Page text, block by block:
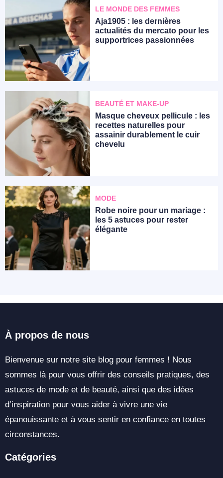
LE MONDE DES FEMMES
Aja1905 : les dernières
actualités du mercato pour les
supportrices passionnées
BEAUTÉ ET MAKE-UP
Masque cheveux pellicule : les
recettes naturelles pour
assainir durablement le cuir
chevelu
MODE
Robe noire pour un mariage :
les 5 astuces pour rester
élégante
À propos de nous
Bienvenue sur notre site blog pour femmes ! Nous
sommes là pour vous offrir des conseils pratiques, des
astuces de mode et de beauté, ainsi que des idées
d’inspiration pour vous aider à vivre une vie
épanouissante et à vous sentir en confiance en toutes
circonstances.
Catégories